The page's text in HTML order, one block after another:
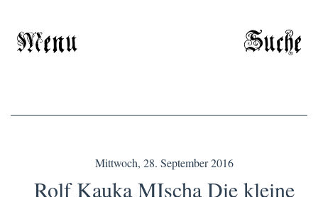
Menu Suche
Mittwoch, 28. September 2016
Rolf Kauka MIscha Die kleine